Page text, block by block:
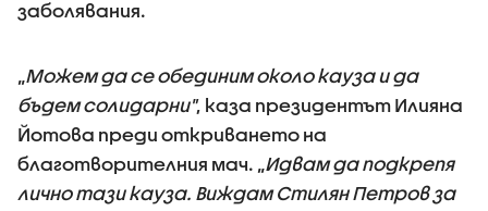
заболявания.
„Можем да се обединим около кауза и да
бъдем солидарни", каза президентът Илияна
Йотова преди откриването на
благотворителния мач. „Идвам да подкрепя
лично тази кауза. Виждам Стилян Петров за